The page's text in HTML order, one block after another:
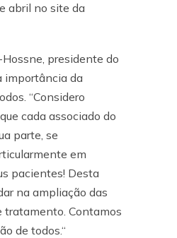
abril no site da
Hossne, presidente do
importância da
“Considero
cada associado do
parte, se
em
pacientes! Desta
na ampliação das
tratamento. Contamos
de todos.“